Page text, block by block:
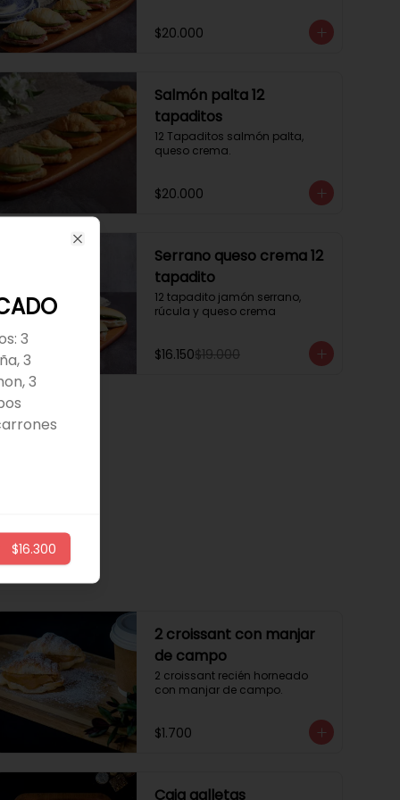
$20.000
Salmón palta 12
tapaditos
12 Tapaditos salmón palta,
queso crema.
$20.000
Serrano queso crema 12
tapadito
12 tapadito jamón serrano,
rúcula y queso crema
$16.150$19.000
2 croissant con manjar
de campo
2 croissant recién horneado
con manjar de campo.
$1.700
Caja galletas
3
3
3
$16.300